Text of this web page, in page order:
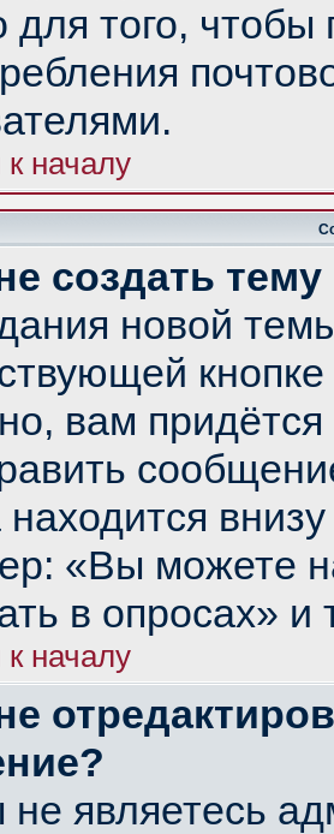
для того, чтобы
началу
создать
новой
вам придётся
находится
«Вы можете
в опросах» и
началу
являетесь